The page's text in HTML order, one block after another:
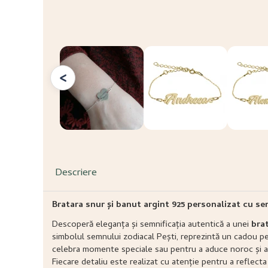
<
Descriere
Bratara snur și banut argint 925 personalizat cu
Descoperă eleganța și semnificația autentică a unei
simbolul semnului zodiacal Pești, reprezintă un cadou
celebra momente speciale sau pentru a aduce noroc
Fiecare detaliu este realizat cu atenție pentru a